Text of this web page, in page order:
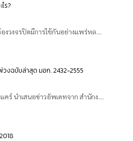
ร?
งวงจรปิดมีการใช้กันอย่างแพร่หล....
วงฉบับล่าสุด มอก. 2432-2555
ร์ นำเสนอข่าวอัพเดทจาก สํานักง....